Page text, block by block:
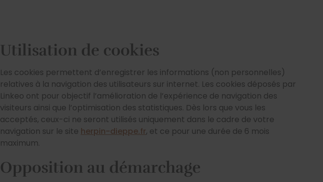
Utilisation de cookies
Les cookies permettent d’enregistrer les informations (non personnelles)
relatives à la navigation des utilisateurs sur internet. Les cookies déposés par
Linkeo ont pour objectif l’amélioration de l’expérience de navigation des
visiteurs ainsi que l’optimisation des statistiques. Dès lors que vous les
acceptés, ceux-ci ne seront utilisés uniquement dans le cadre de votre
navigation sur le site herpin-dieppe.fr, et ce pour une durée de 6 mois
maximum.
Opposition au démarchage